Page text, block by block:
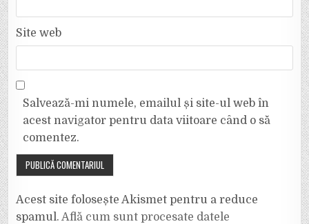
Site web
Salvează-mi numele, emailul și site-ul web în
acest navigator pentru data viitoare când o să
comentez.
Acest site folosește Akismet pentru a reduce
spamul. Află cum sunt procesate datele